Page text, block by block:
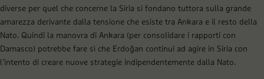
diverse per quel che concerne la Siria si fondano tuttora sulla grande
amarezza derivante dalla tensione che esiste tra Ankara e il resto della
Nato. Quindi la manovra di Ankara (per consolidare i rapporti con
Damasco) potrebbe fare sì che Erdoğan continui ad agire in Siria con
l’intento di creare nuove strategie indipendentemente dalla Nato.